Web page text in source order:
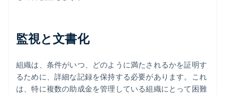
監視と文書化
組織は、条件がいつ、どのように満たされるかを証明す
るために、詳細な記録を保持する必要があります。これ
は、特に複数の助成金を管理している組織にとって困難